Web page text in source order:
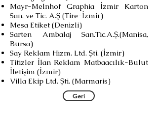
Mayr-Melnhof Graphia İzmir Karton
San. ve Tic. A.Ş (Tire-İzmir)
Mesa Etiket (Denizli)
Sarten Ambalaj San.Tic.A.Ş.(Manisa,
Bursa)
Say Reklam Hizm. Ltd. Şti. (İzmir)
Titizler İlan Reklam Matbaacılık-Bulut
İletişim (İzmir)
Villa Ekip Ltd. Şti. (Marmaris)
Geri